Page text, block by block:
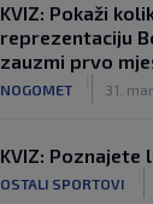
KVIZ: Pokaži
reprezentaciju
zauzmi prvo
NOGOMET 31. mar.
KVIZ:
OSTALI SPORTOVI